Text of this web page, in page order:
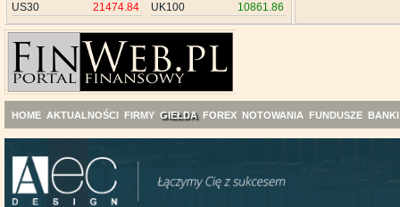
US30
21474.84
UK100
10861.86
HOME AKTUALNOŚCI FIRMY GIEŁDA FOREX NOTOWANIA FUNDUSZE BANKI